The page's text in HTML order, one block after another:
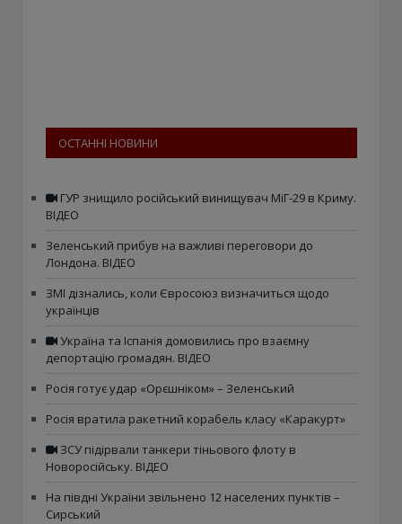
ОСТАННІ НОВИНИ
ГУР знищило російський винищувач МіГ-29 в Криму.
ВІДЕО
Зеленський прибув на важливі переговори до
Лондона. ВІДЕО
ЗМІ дізнались, коли Євросоюз визначиться щодо
українців
Україна та Іспанія домовились про взаємну
депортацію громадян. ВІДЕО
Росія готує удар «Орєшніком» – Зеленський
Росія вратила ракетний корабель класу «Каракурт»
ЗСУ підірвали танкери тіньового флоту в
Новоросійську. ВІДЕО
На півдні України звільнено 12 населених пунктів –
Сирський